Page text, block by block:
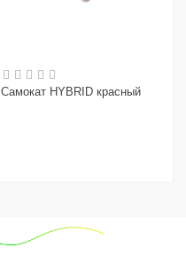
Самокат HYBRID красный